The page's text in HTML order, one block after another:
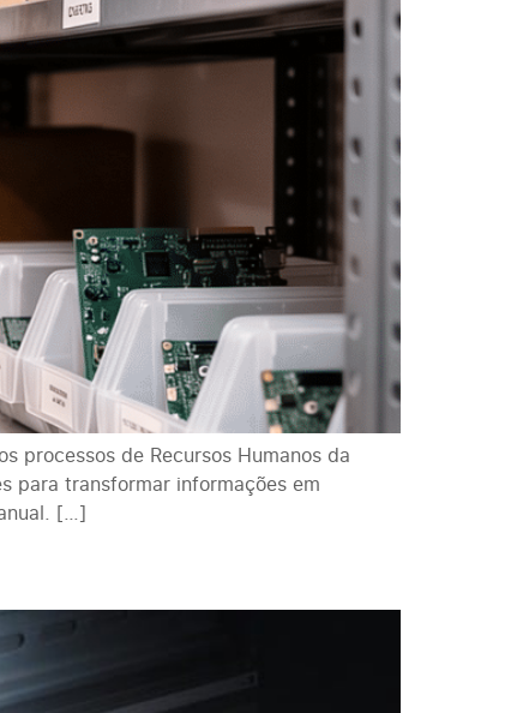
processos de Recursos Humanos da
para transformar informações em
[…]